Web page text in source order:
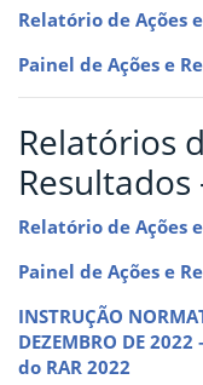
Relatório de Ações
Painel de Ações e
Relatórios
Resultados
Relatório de Ações
Painel de Ações e
INSTRUÇÃO
DEZEMBRO DE
do RAR 2022